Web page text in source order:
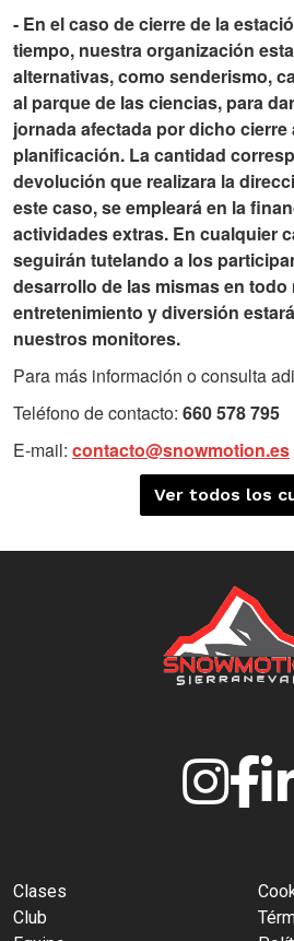
- En el caso de cierre de la
tiempo, nuestra organización
alternativas, como senderismo,
al parque de las ciencias, para
jornada afectada por dicho cierre
planificación. La cantidad
devolución que realizara la
este caso, se empleará en la
actividades extras. En cualquier
seguirán tutelando a los
desarrollo de las mismas en todo
entretenimiento y diversión
nuestros monitores.
Para más información o consulta
Teléfono de contacto: 660 578 795
E-mail: contacto@snowmotion.es
Ver todos los
Clases
Club